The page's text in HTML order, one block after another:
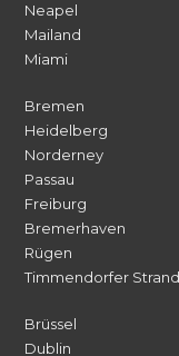
Neapel
Mailand
Miami
Bremen
Heidelberg
Norderney
Passau
Freiburg
Bremerhaven
Rügen
Timmendorfer Strand
Brüssel
Dublin